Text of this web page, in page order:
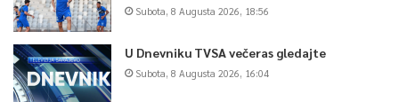
Subota, 8 Augusta 2026, 18:56
U Dnevniku TVSA večeras gledajte
Subota, 8 Augusta 2026, 16:04